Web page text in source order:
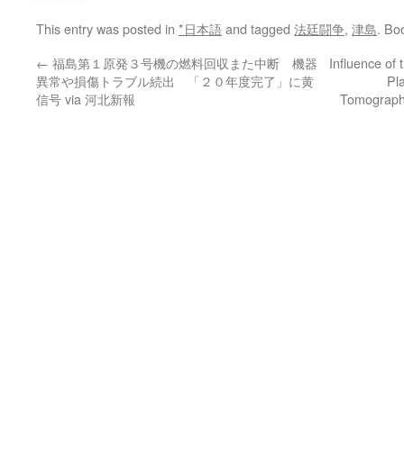
This entry was posted in *日本語and tagged 法廷闘争, 津島.
← 福島第１原発３号機の燃料回収また中断 機器
異常や損傷トラブル続出 「２０年度完了」に黄
信号 via 河北新報
Influence of